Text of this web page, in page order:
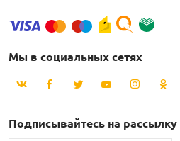
Мы в социальных сетях
Подписывайтесь на рассылку